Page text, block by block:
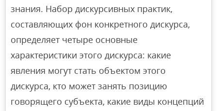
знания. Набор дискурсивных практик,
составляющих фон конкретного дискурса,
определяет четыре основные
характеристики этого дискурса: какие
явления могут стать объектом этого
дискурса, кто может занять позицию
говорящего субъекта, какие виды концепций